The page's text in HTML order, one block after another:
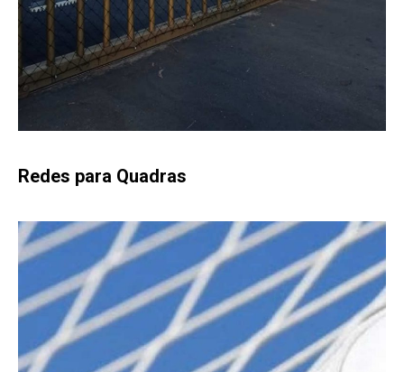
Redes para Quadras